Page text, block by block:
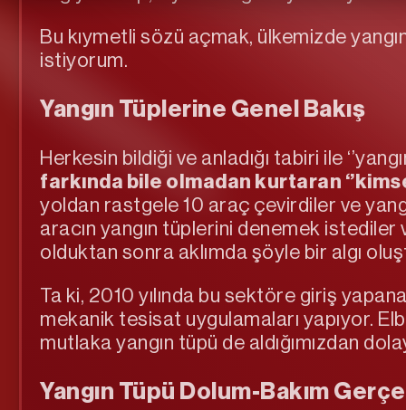
Bu kıymetli sözü açmak, ülkemizde
istiyorum.
Yangın Tüplerine Genel Bakış
Herkesin bildiği ve anladığı tabiri ile
farkında bile olmadan kurtaran
yoldan rastgele 10 araç çevirdiler ve
aracın yangın tüplerini denemek istediler
olduktan sonra aklımda şöyle bir algı
Ta ki, 2010 yılında bu sektöre giriş
mekanik tesisat uygulamaları yapıyor.
mutlaka yangın tüpü de aldığımızdan
Yangın Tüpü Dolum-Bakım